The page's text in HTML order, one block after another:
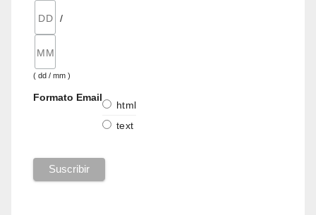
/
( dd / mm )
Formato Email
html
text